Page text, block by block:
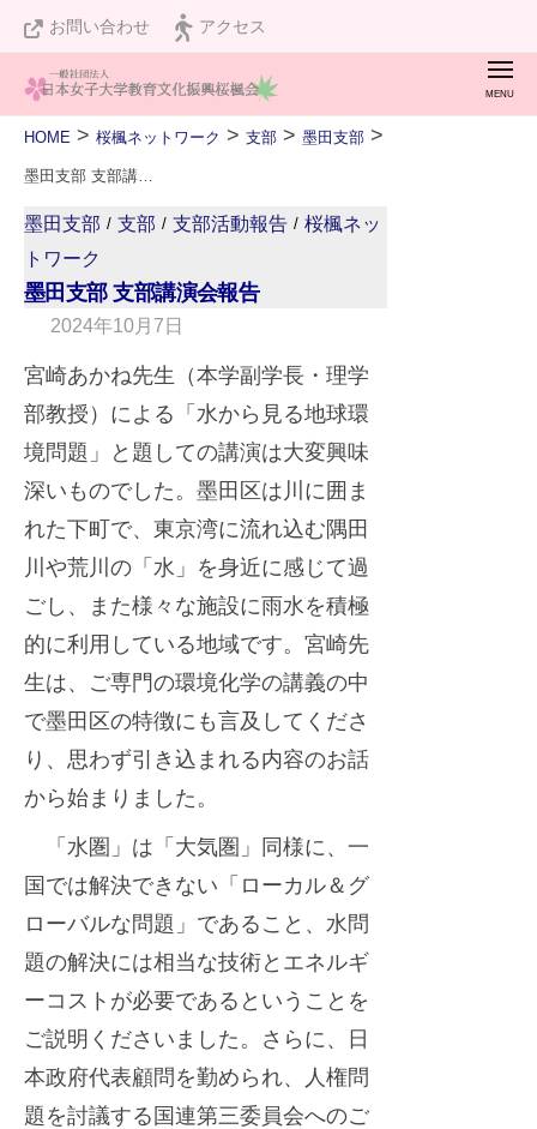
ン
お問い合わせ アクセス
桜
会
は
設
立
２
０
周
年
を
迎
ま
メ
ニ
HOME > 桜楓ネットワーク > 支部 > 墨田支部 >
墨田支部 / 支部 / 支部活動報告 / 桜楓ネッ
トワーク
墨田支部 支部講演会報告
2024年10月7日
b
m
a
s
t
e
r
宮崎あかね先生（本学副学長・理学
部教授）による「水から見る地球環
境問題」と題しての講演は大変興味
深いものでした。墨田区は川に囲ま
れた下町で、東京湾に流れ込む隅田
川や荒川の「水」を身近に感じて過
ごし、また様々な施設に雨水を積極
的に利用している地域です。宮崎先
生は、ご専門の環境化学の講義の中
で墨田区の特徴にも言及してくださ
り、思わず引き込まれる内容のお話
から始まりました。
「水圏」は「大気圏」同様に、一
国では解決できない「ローカル＆グ
ローバルな問題」であること、水問
題の解決には相当な技術とエネルギ
ーコストが必要であるということを
ご説明くださいました。さらに、日
本政府代表顧問を勤められ、人権問
題を討議する国連第三委員会へのご
楓